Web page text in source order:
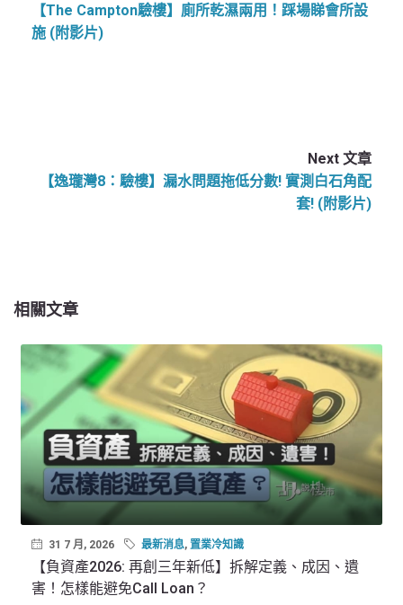
【The Campton驗樓】廁所乾濕兩用！踩場睇會所設
施 (附影片)
Next 文章
【逸瓏灣8：驗樓】漏水問題拖低分數! 實測白石角配
套! (附影片)
相關文章
31 7 月, 2026 最新消息, 置業冷知識
【負資產2026: 再創三年新低】拆解定義、成因、遺
害！怎樣能避免Call Loan？